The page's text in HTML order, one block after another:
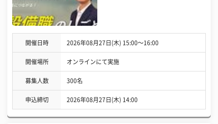
開催日時 2026年08月27日(木) 15:00〜16:00
開催場所 オンラインにて実施
募集人数 300名
申込締切 2026年08月27日(木) 14:00